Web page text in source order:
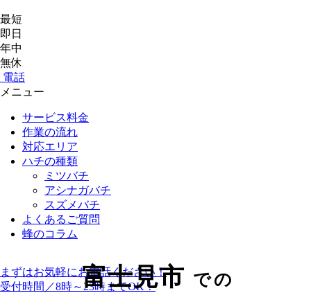
最短
即日
年中
無休
電話
メニュー
サービス料金
作業の流れ
対応エリア
ハチの種類
ミツバチ
アシナガバチ
スズメバチ
よくあるご質問
蜂のコラム
富士見市 での
まずはお気軽にお電話ください！
受付時間／8時～23時までOK！